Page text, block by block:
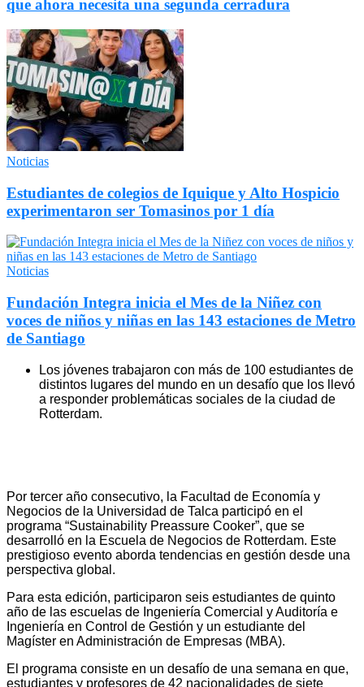
que ahora necesita una segunda cerradura
Noticias
Estudiantes de colegios de Iquique y Alto Hospicio
experimentaron ser Tomasinos por 1 día
Noticias
Fundación Integra inicia el Mes de la Niñez con
voces de niños y niñas en las 143 estaciones de Metro
de Santiago
Los jóvenes trabajaron con más de 100 estudiantes de
distintos lugares del mundo en un desafío que los llevó
a responder problemáticas sociales de la ciudad de
Rotterdam.
Por tercer año consecutivo, la Facultad de Economía y
Negocios de la Universidad de Talca participó en el
programa “Sustainability Preassure Cooker”, que se
desarrolló en la Escuela de Negocios de Rotterdam. Este
prestigioso evento aborda tendencias en gestión desde una
perspectiva global.
Para esta edición, participaron seis estudiantes de quinto
año de las escuelas de Ingeniería Comercial y Auditoría e
Ingeniería en Control de Gestión y un estudiante del
Magíster en Administración de Empresas (MBA).
El programa consiste en un desafío de una semana en que,
estudiantes y profesores de 42 nacionalidades de siete